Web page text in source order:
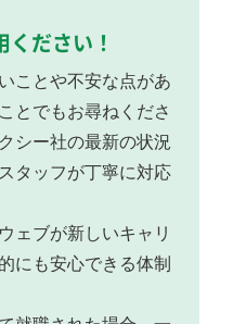
ださい！
ことや不安な点があ
とでもお尋ねくださ
シー社の最新の状況
タッフが丁寧に対応
ェブが新しいキャリ
にも安心できる体制